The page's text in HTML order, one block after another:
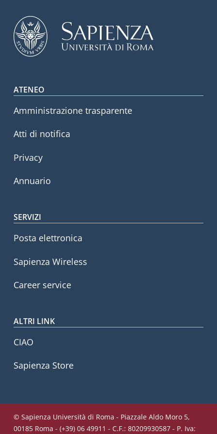
Footer menu
ATENEO
Amministrazione trasparente
Atti di notifica
Privacy
Annuario
SERVIZI
Posta elettronica
Sapienza Wireless
Career service
ALTRI LINK
CIAO
Sapienza Store
© Sapienza Università di Roma - Piazzale Aldo Moro 5,
00185 Roma - (+39) 06 49911 - C.F.: 80209930587 - P. Iva: